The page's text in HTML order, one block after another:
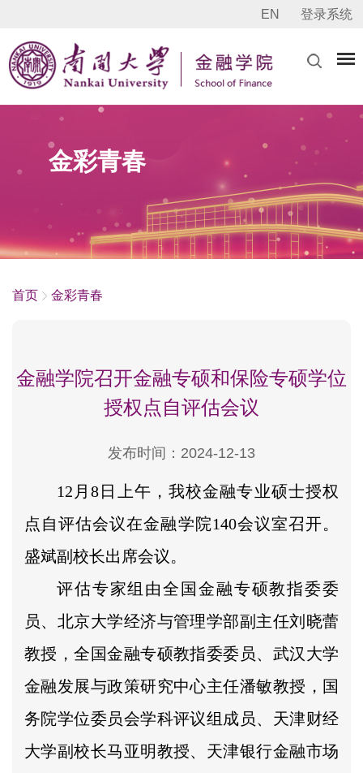
EN 登录系统
金彩青春
首页 金彩青春
金融学院召开金融专硕和保险专硕学位
授权点自评估会议
发布时间：2024-12-13
12月8日上午，我校金融专业硕士授权
点自评估会议在金融学院140会议室召开。
盛斌副校长出席会议。
评估专家组由全国金融专硕教指委委
员、北京大学经济与管理学部副主任刘晓蕾
教授，全国金融专硕教指委委员、武汉大学
金融发展与政策研究中心主任潘敏教授，国
务院学位委员会学科评议组成员、天津财经
大学副校长马亚明教授、天津银行金融市场